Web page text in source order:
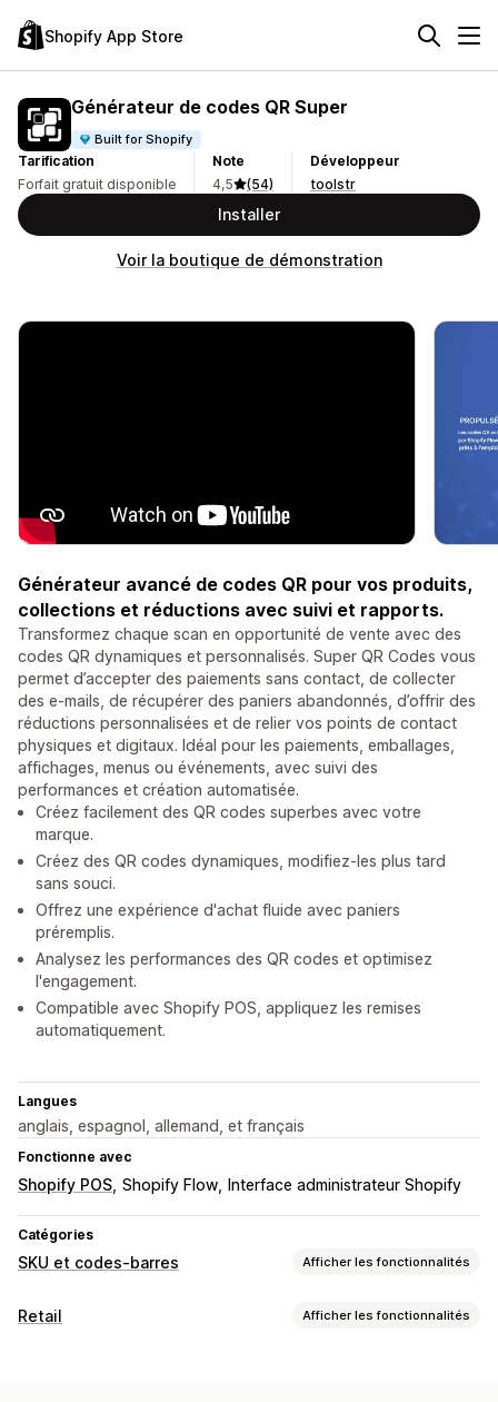
Shopify App Store
Générateur de codes QR Super
Built for Shopify
Tarification
Forfait gratuit disponible
Note
4,5
(54)
Développeur
toolstr
Installer
Voir la boutique de démonstration
Générateur avancé de codes QR pour vos produits,
collections et réductions avec suivi et rapports.
Transformez chaque scan en opportunité de vente avec des
codes QR dynamiques et personnalisés. Super QR Codes vous
permet d’accepter des paiements sans contact, de collecter
des e-mails, de récupérer des paniers abandonnés, d’offrir des
réductions personnalisées et de relier vos points de contact
physiques et digitaux. Idéal pour les paiements, emballages,
affichages, menus ou événements, avec suivi des
performances et création automatisée.
Créez facilement des QR codes superbes avec votre
marque.
Créez des QR codes dynamiques, modifiez-les plus tard
sans souci.
Offrez une expérience d'achat fluide avec paniers
préremplis.
Analysez les performances des QR codes et optimisez
l'engagement.
Compatible avec Shopify POS, appliquez les remises
automatiquement.
Langues
anglais, espagnol, allemand, et français
Fonctionne avec
Shopify POS Shopify Flow Interface administrateur Shopify
Catégories
SKU et codes-barres Afficher les fonctionnalités
Gestion de code-barres
Retail Afficher les fonctionnalités